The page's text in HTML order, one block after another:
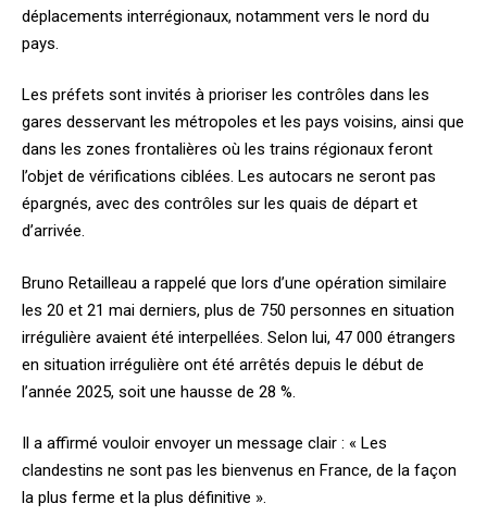
déplacements interrégionaux, notamment vers le nord du
pays.
Les préfets sont invités à prioriser les contrôles dans les
gares desservant les métropoles et les pays voisins, ainsi que
dans les zones frontalières où les trains régionaux feront
l’objet de vérifications ciblées. Les autocars ne seront pas
épargnés, avec des contrôles sur les quais de départ et
d’arrivée.
Bruno Retailleau a rappelé que lors d’une opération similaire
les 20 et 21 mai derniers, plus de 750 personnes en situation
irrégulière avaient été interpellées. Selon lui, 47 000 étrangers
en situation irrégulière ont été arrêtés depuis le début de
l’année 2025, soit une hausse de 28 %.
Il a affirmé vouloir envoyer un message clair : « Les
clandestins ne sont pas les bienvenus en France, de la façon
la plus ferme et la plus définitive ».